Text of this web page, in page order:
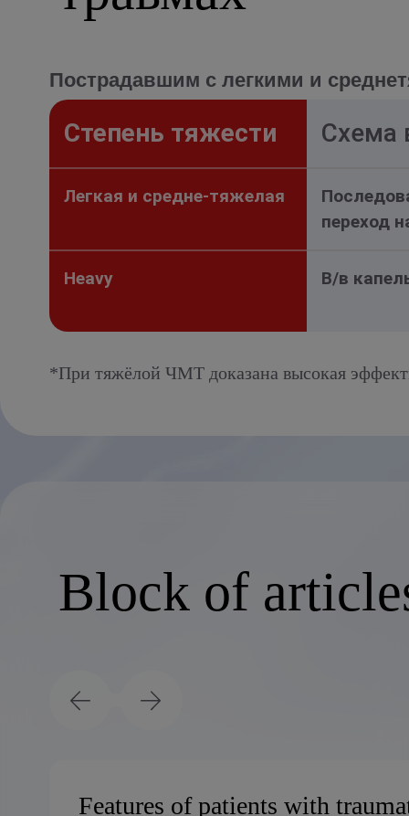
Пострадавшим с легкими и
Степень тяжести Схема
Легкая и средне-тяжелая
переход
Heavy В/в
*При тяжёлой ЧМТ доказана высокая
Block of
Features of patients with